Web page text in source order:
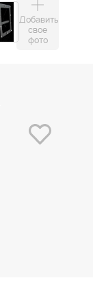
Добавить
свое
фото